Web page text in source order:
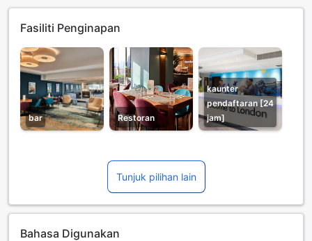
Fasiliti Penginapan
bar Restoran
kaunter
pendaftaran [24
jam]
Tunjuk pilihan lain
Bahasa Digunakan